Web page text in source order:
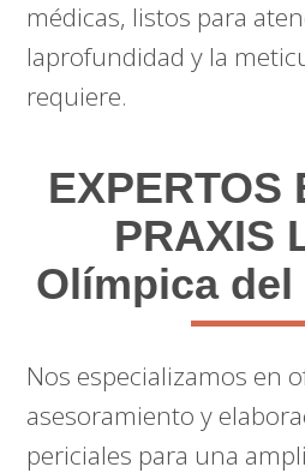
médicas, listos para
laprofundidad y la
requiere.
EXPERTOS
PRAXIS
Olímpica
Nos especializamos en
asesoramiento y
periciales para una